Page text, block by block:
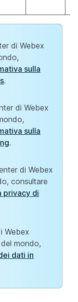
di Webex
sulla
.
di Webex
sulla
.
di Webex
consultare
privacy di
Webex
mondo,
dati in